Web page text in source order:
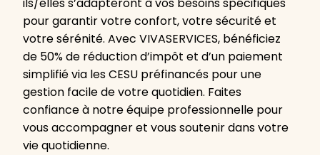
ils/elles s’adapteront à vos besoins spécifiques
pour garantir votre confort, votre sécurité et
votre sérénité. Avec VIVASERVICES, bénéficiez
de 50% de réduction d’impôt et d’un paiement
simplifié via les CESU préfinancés pour une
gestion facile de votre quotidien. Faites
confiance à notre équipe professionnelle pour
vous accompagner et vous soutenir dans votre
vie quotidienne.